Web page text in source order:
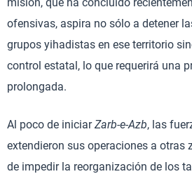
ofensivas, aspira no sólo a detener
grupos yihadistas en ese territorio
control estatal, lo que requerirá una
prolongada.
Al poco de iniciarZarb-e-Azb, las
extendieron sus operaciones a otras
de impedir la reorganización de los